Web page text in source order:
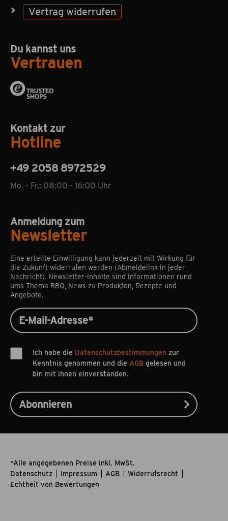
Vertrag widerrufen
Du kannst uns
Vertrauen
Kontakt zur
Hotline
+49 2058 8972529
Mo. - Fr.: 08:00 - 16:00 Uhr
Anmeldung zum
Newsletter
Eine erteilte Einwilligung kann jederzeit mit Wirkung für
die Zukunft widerrufen werden (Abmeldelink in jeder
Nachricht). Newsletter-Inhalte sind Informationen rund
ums Thema BBQ, News zu Produkten, Rezepte und
Angebote.
Ich habe die Datenschutzbestimmungen zur
Kenntnis genommen und die AGB gelesen und
bin mit ihnen einverstanden.
*Alle angegebenen Preise inkl. MwSt.
Datenschutz
Impressum AGB
Widerrufsrecht
Echtheit von Bewertungen